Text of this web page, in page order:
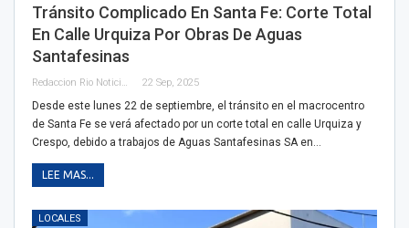
Tránsito Complicado En Santa Fe: Corte Total
En Calle Urquiza Por Obras De Aguas
Santafesinas
22 Sep, 2025
Desde este lunes 22 de septiembre, el tránsito en el macrocentro
de Santa Fe se verá afectado por un corte total en calle Urquiza y
Crespo, debido a trabajos de Aguas Santafesinas SA en…
LEE MAS...
LOCALES